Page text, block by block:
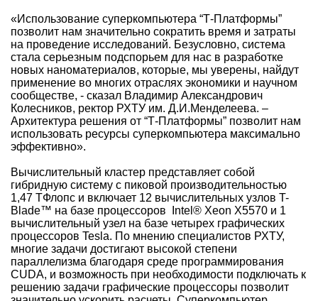
«Использование суперкомпьютера “Т-Платформы”
позволит нам значительно сократить время и затраты
на проведение исследований. Безусловно, система
стала серьезным подспорьем для нас в разработке
новых наноматериалов, которые, мы уверены, найдут
применение во многих отраслях экономики и научном
сообществе, - сказал Владимир Александрович
Колесников, ректор РХТУ им. Д.И.Менделеева. –
Архитектура решения от “Т-Платформы” позволит нам
использовать ресурсы суперкомпьютера максимально
эффективно».
Вычислительный кластер представляет собой
гибридную систему с пиковой производительностью
1,47 TФлопс и включает 12 вычислительных узлов T-
Blade™ на базе процессоров Intel® Xeon X5570 и 1
вычислительный узел на базе четырех графических
процессоров Tesla. По мнению специалистов РХТУ,
многие задачи достигают высокой степени
параллелизма благодаря среде программирования
CUDA, и возможность при необходимости подключать к
решению задачи графические процессоры позволит